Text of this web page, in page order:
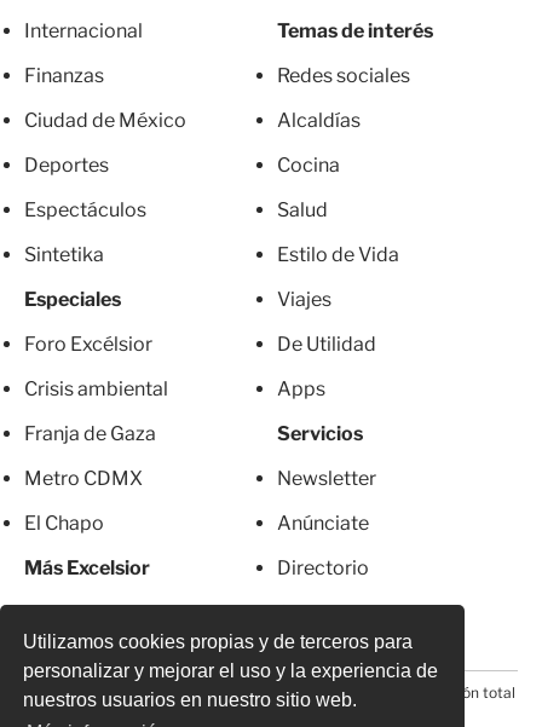
Utilizamos cookies propias y de terceros para
personalizar y mejorar el uso y la experiencia de
nuestros usuarios en nuestro sitio web.
Internacional
Finanzas
Ciudad de México
Deportes
Espectáculos
Sintetika
Especiales
Foro Excélsior
Crisis ambiental
Franja de Gaza
Metro CDMX
El Chapo
Más Excelsior
Mujeres
Temas de interés
Redes sociales
Alcaldías
Cocina
Salud
Estilo de Vida
Viajes
De Utilidad
Apps
Servicios
Newsletter
Anúnciate
Directorio
Suscripciones
© 2026 Todos los derechos reservados. Prohibida la reproducción total
o parcial, incluyendo cualquier medio electrónico*